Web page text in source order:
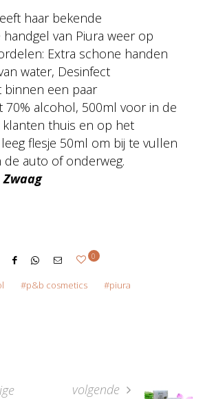
haar bekende
van Piura weer op
Extra schone handen
water, Desinfect
binnen een paar
70% alcohol, 500ml voor in de
thuis en op het
flesje 50ml om bij te vullen
de auto of onderweg.
Zwaag
0
p&b cosmetics piura
volgende